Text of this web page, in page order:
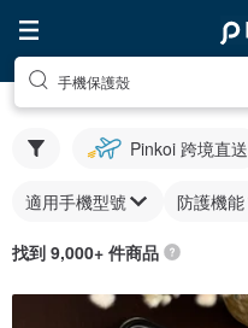
手機保護殼
Pinkoi 跨境直送
適用手機型號 防護機能
找到 9,000+ 件商品